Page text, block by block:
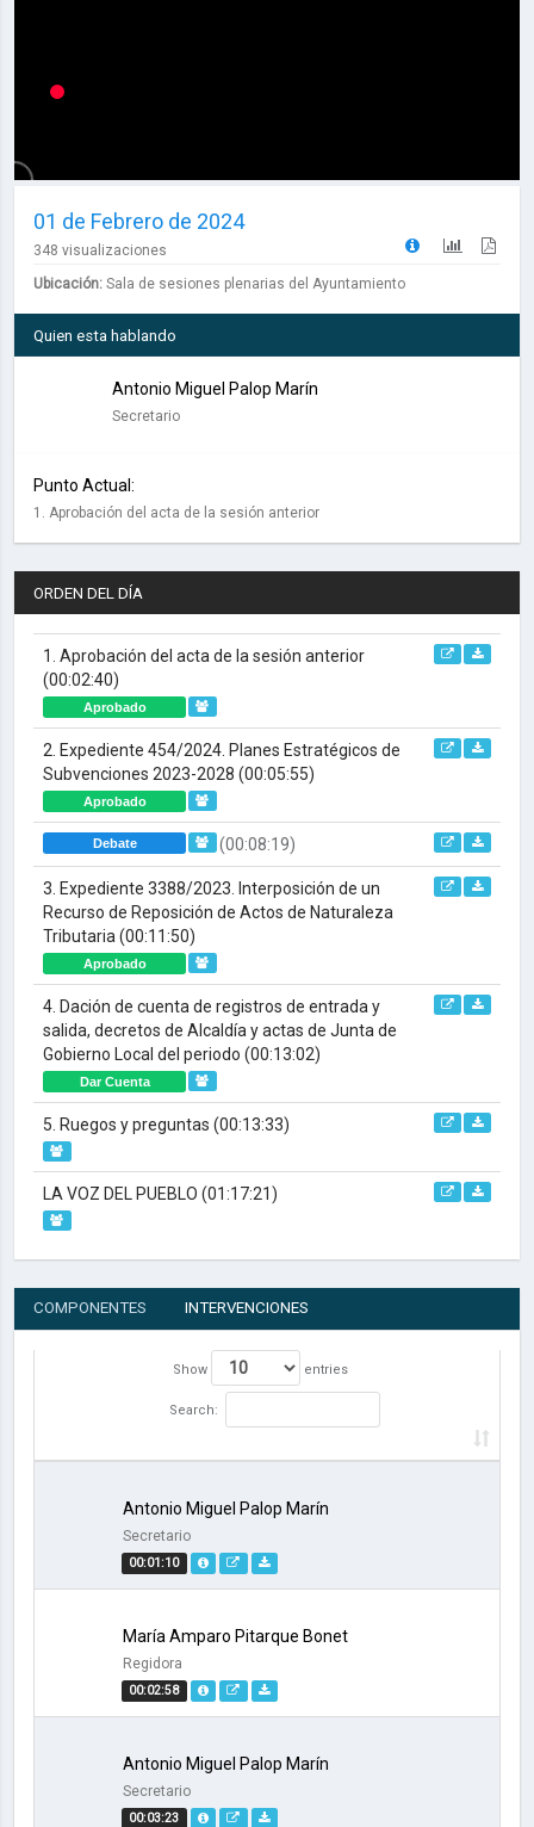
01 de Febrero de 2024
348 visualizaciones
Ubicación: Sala de sesiones plenarias del Ayuntamiento
Quien esta hablando
Antonio Miguel Palop Marín
Secretario
Punto Actual:
1. Aprobación del acta de la sesión anterior
ORDEN DEL DÍA
1. Aprobación del acta de la sesión anterior
(00:02:40)
Aprobado
2. Expediente 454/2024. Planes Estratégicos de
Subvenciones 2023-2028 (00:05:55)
Aprobado
Debate (00:08:19)
3. Expediente 3388/2023. Interposición de un
Recurso de Reposición de Actos de Naturaleza
Tributaria (00:11:50)
Aprobado
4. Dación de cuenta de registros de entrada y
salida, decretos de Alcaldía y actas de Junta de
Gobierno Local del periodo (00:13:02)
Dar Cuenta
5. Ruegos y preguntas (00:13:33)
LA VOZ DEL PUEBLO (01:17:21)
COMPONENTES INTERVENCIONES
Show entries
Search:
00:01:10
Antonio Miguel Palop Marín
Secretario
00:02:58
María Amparo Pitarque Bonet
Regidora
00:03:23
Antonio Miguel Palop Marín
Secretario